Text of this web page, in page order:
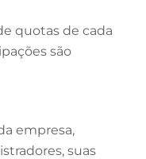
quotas de cada
são
empresa,
suas